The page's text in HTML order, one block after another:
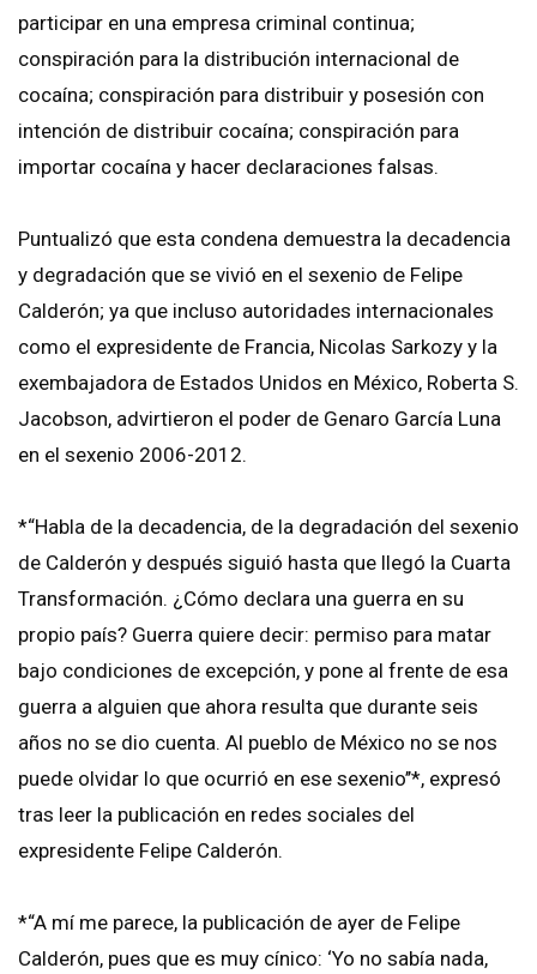
participar en una empresa criminal continua;
conspiración para la distribución internacional de
cocaína; conspiración para distribuir y posesión con
intención de distribuir cocaína; conspiración para
importar cocaína y hacer declaraciones falsas.
Puntualizó que esta condena demuestra la decadencia
y degradación que se vivió en el sexenio de Felipe
Calderón; ya que incluso autoridades internacionales
como el expresidente de Francia, Nicolas Sarkozy y la
exembajadora de Estados Unidos en México, Roberta S.
Jacobson, advirtieron el poder de Genaro García Luna
en el sexenio 2006-2012.
*“Habla de la decadencia, de la degradación del sexenio
de Calderón y después siguió hasta que llegó la Cuarta
Transformación. ¿Cómo declara una guerra en su
propio país? Guerra quiere decir: permiso para matar
bajo condiciones de excepción, y pone al frente de esa
guerra a alguien que ahora resulta que durante seis
años no se dio cuenta. Al pueblo de México no se nos
puede olvidar lo que ocurrió en ese sexenio’’*, expresó
tras leer la publicación en redes sociales del
expresidente Felipe Calderón.
*“A mí me parece, la publicación de ayer de Felipe
Calderón, pues que es muy cínico: ‘Yo no sabía nada,